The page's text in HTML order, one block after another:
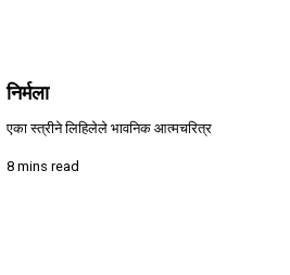
निर्मला
एका स्त्रीने लिहिलेले भावनिक आत्मचरित्र
8 mins read